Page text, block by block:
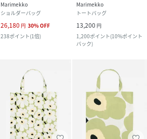
Marimekko
ショルダーバッグ
26,180 円 30%OFF
238ポイント(1倍)
Marimekko
トートバッグ
13,200 円
1,200ポイント(10%ポイント
バック)